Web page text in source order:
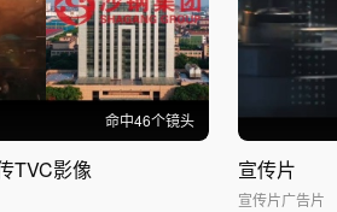
命中46个镜头
TVC影像 宣传片
宣传片广告片